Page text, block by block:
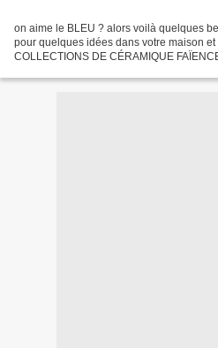
on aime le BLEU ? alors voilà quelques
pour quelques idées dans votre maison
COLLECTIONS DE CÉRAMIQUE